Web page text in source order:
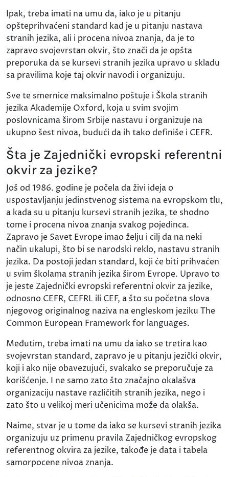
Ipak, treba imati na umu da, iako je u pitanju
opšteprihvaćeni standard kad je u pitanju nastava
stranih jezika, ali i procena nivoa znanja, da je to
zapravo svojevrstan okvir, što znači da je opšta
preporuka da se kursevi stranih jezika upravo u skladu
sa pravilima koje taj okvir navodi i organizuju.
Sve te smernice maksimalno poštuje i Škola stranih
jezika Akademije Oxford, koja u svim svojim
poslovnicama širom Srbije nastavu i organizuje na
ukupno šest nivoa, budući da ih tako definiše i CEFR.
Šta je Zajednički evropski referentni
okvir za jezike?
Još od 1986. godine je počela da živi ideja o
uspostavljanju jedinstvenog sistema na evropskom tlu,
a kada su u pitanju kursevi stranih jezika, te shodno
tome i procena nivoa znanja svakog pojedinca.
Zapravo je Savet Evrope imao želju i cilj da na neki
način ukalupi, što bi se narodski reklo, nastavu stranih
jezika. Da postoji jedan standard, koji će biti prihvaćen
u svim školama stranih jezika širom Evrope. Upravo to
je jeste Zajednički evropski referentni okvir za jezike,
odnosno CEFR, CEFRL ili CEF, a što su početna slova
njegovog originalnog naziva na engleskom jeziku The
Common European Framework for languages.
Međutim, treba imati na umu da iako se tretira kao
svojevrstan standard, zapravo je u pitanju jezički okvir,
koji i ako nije obavezujući, svakako se preporučuje za
korišćenje. I ne samo zato što značajno okalašva
organizaciju nastave različitih stranih jezika, nego i
zato što u velikoj meri učenicima može da olakša.
Naime, stvar je u tome da iako se kursevi stranih jezika
organizuju uz primenu pravila Zajedničkog evropskog
referentnog okvira za jezike, takođe je data i tabela
samorpocene nivoa znanja.